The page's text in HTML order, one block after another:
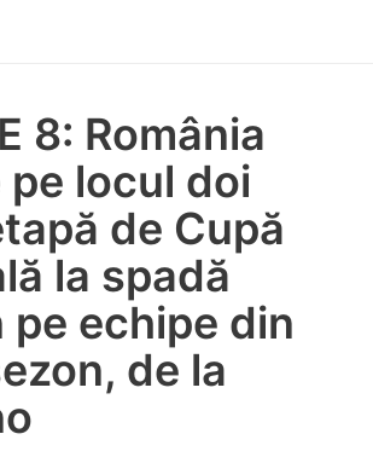
8: România
locul doi
de Cupă
la spadă
pe echipe din
de la